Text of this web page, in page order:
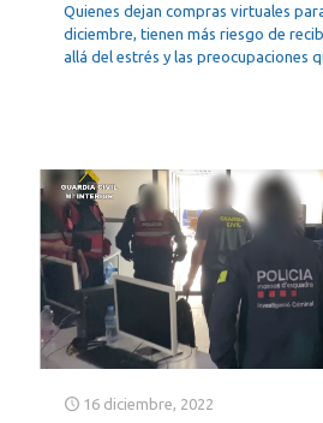
Quienes dejan compras virtuales
diciembre, tienen más riesgo de
allá del estrés y las preocupaciones
16 diciembre, 2022